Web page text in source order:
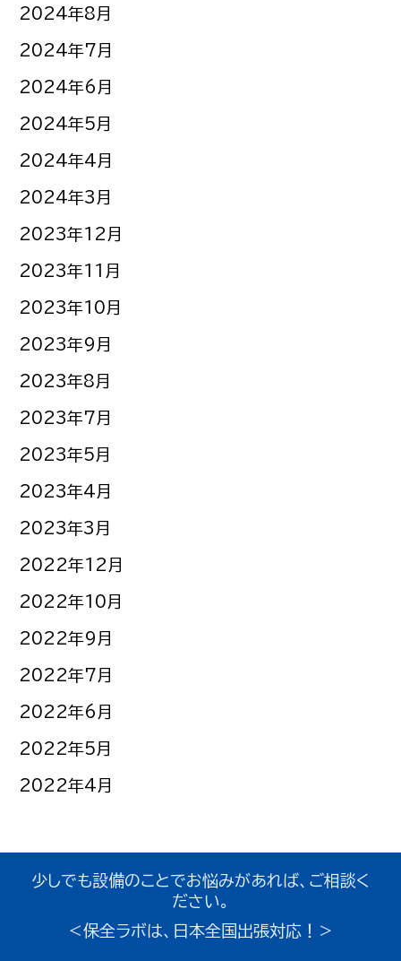
2024年8月
2024年7月
2024年6月
2024年5月
2024年4月
2024年3月
2023年12月
2023年11月
2023年10月
2023年9月
2023年8月
2023年7月
2023年5月
2023年4月
2023年3月
2022年12月
2022年10月
2022年9月
2022年7月
2022年6月
2022年5月
2022年4月
少しでも設備のことでお悩みがあれば、ご相談く
ださい。
＜保全ラボは、日本全国出張対応！＞